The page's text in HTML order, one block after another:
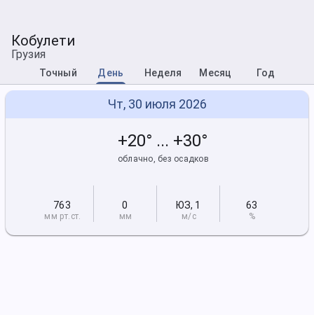
Кобулети
Грузия
Точный День Неделя Месяц Год
Чт, 30 июля 2026
+20° ... +30°
облачно, без осадков
763
мм рт.ст.
0
мм
ЮЗ, 1
м/с
63
%